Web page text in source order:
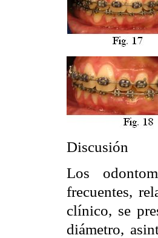
Discusión
Los
frecuentes,
clínico, se
diámetro,